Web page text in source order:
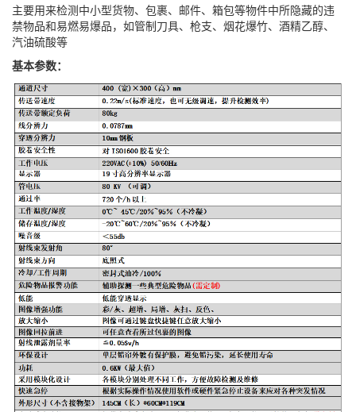
主要用来检测中小型货物、包裹、邮件、箱包等物件中所隐藏的违
禁物品和易燃易爆品，如管制刀具、枪支、烟花爆竹、酒精乙醇、
汽油硫酸等
基本参数：